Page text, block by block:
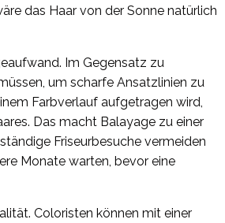
das Haar von der Sonne natürlich
Im Gegensatz zu
um scharfe Ansatzlinien zu
Farbverlauf aufgetragen wird,
Das macht Balayage zu einer
Friseurbesuche vermeiden
Monate warten, bevor eine
Coloristen können mit einer